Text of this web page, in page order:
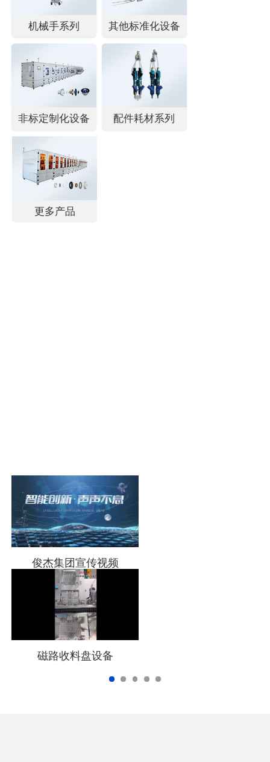
机械手系列 其他标准化设备
非标定制化设备 配件耗材系列
更多产品
俊杰集团宣传视频
磁路收料盘设备